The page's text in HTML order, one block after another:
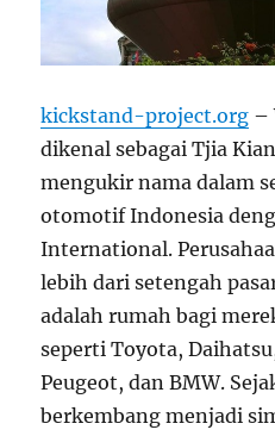
kickstand-project.org –
dikenal sebagai Tjia
mengukir nama dalam
otomotif Indonesia
International.
lebih dari setengah
adalah rumah bagi
seperti Toyota,
Peugeot, dan BMW.
berkembang menjadi